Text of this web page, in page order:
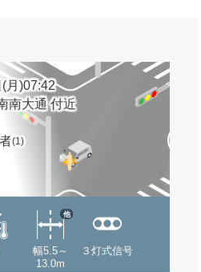
月)07:42
南大通 付近
(1)
幅5.5～
13.0m
他
３灯式信号